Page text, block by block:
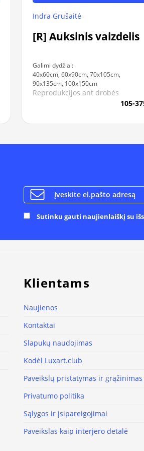
Indra Grušaitė
[R] Auksinis vaizdelis
Galimi dydžiai:
40x60cm, 60x90cm, 70x105cm,
90x135cm, 100x150cm
Reprodukcijos ant drobės
105-
Sutinku gauti naujienlaiškį su
Klientams
Naujienos
Kontaktai
Slapukų naudojimas
Kodėl Luxart.club
Paveikslų pristatymas ir grąžinimas
Privatumo politika
Sąlygos ir įsipareigojimai
Paveikslas kaip interjero detalė